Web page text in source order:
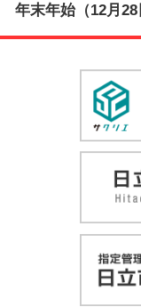
年末年始（12月28